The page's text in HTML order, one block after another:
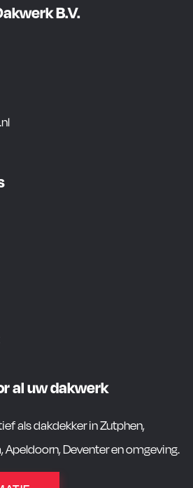
B.V.
al uw dakwerk
als dakdekker in Zutphen,
Deventer en omgeving.